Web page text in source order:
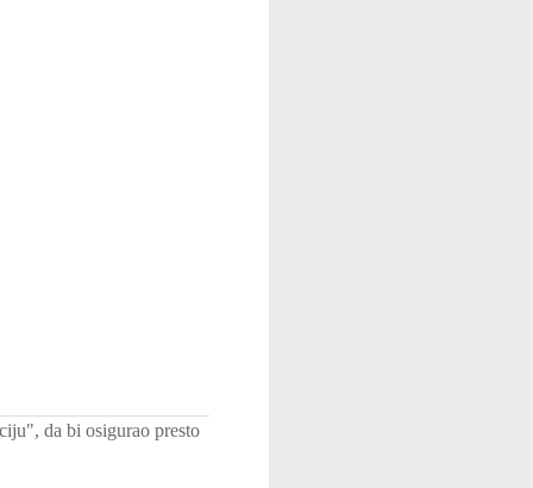
da bi osigurao presto